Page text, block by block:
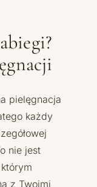
pielęgnacja
każdy
nie jest
z Twoimi